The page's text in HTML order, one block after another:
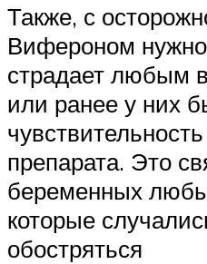
Также, с
Вифероном
страдает любым
или ранее у них
препарата. Это
беременных
которые
обостряться